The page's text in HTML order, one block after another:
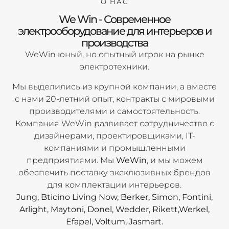
We Win - Современное
электрооборудование для интерьеров и
производства
WeWin юный, но опытный игрок на рынке
электротехники.
Мы выделились из крупной компании, а вместе
с нами 20-летний опыт, контракты с мировыми
производителями и самостоятельность.
Компания WeWin развивает сотрудничество с
дизайнерами, проектировщиками, IT-
компаниями и промышленными
предприятиями. Мы WeWin, и мы можем
обеспечить поставку эксклюзивных брендов
для комплектации интерьеров.
Jung, Bticino Living Now, Berker, Simon, Fontini,
Arlight, Maytoni, Donel, Wedder, Rikett,Werkel,
Efapel, Voltum, Jasmart.